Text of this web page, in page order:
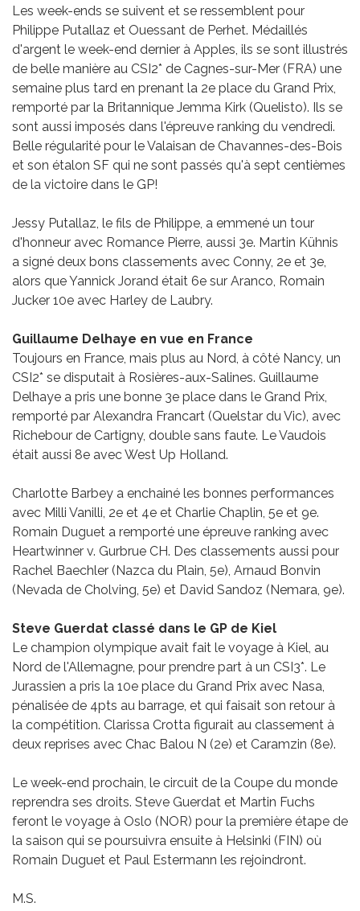
Les week-ends se suivent et se ressemblent pour
Philippe Putallaz et Ouessant de Perhet. Médaillés
d'argent le week-end dernier à Apples, ils se sont illustrés
de belle manière au CSI2* de Cagnes-sur-Mer (FRA) une
semaine plus tard en prenant la 2e place du Grand Prix,
remporté par la Britannique Jemma Kirk (Quelisto). Ils se
sont aussi imposés dans l'épreuve ranking du vendredi.
Belle régularité pour le Valaisan de Chavannes-des-Bois
et son étalon SF qui ne sont passés qu'à sept centièmes
de la victoire dans le GP!
Jessy Putallaz, le fils de Philippe, a emmené un tour
d'honneur avec Romance Pierre, aussi 3e. Martin Kühnis
a signé deux bons classements avec Conny, 2e et 3e,
alors que Yannick Jorand était 6e sur Aranco, Romain
Jucker 10e avec Harley de Laubry.
Guillaume Delhaye en vue en France
Toujours en France, mais plus au Nord, à côté Nancy, un
CSI2* se disputait à Rosières-aux-Salines. Guillaume
Delhaye a pris une bonne 3e place dans le Grand Prix,
remporté par Alexandra Francart (Quelstar du Vic), avec
Richebour de Cartigny, double sans faute. Le Vaudois
était aussi 8e avec West Up Holland.
Charlotte Barbey a enchainé les bonnes performances
avec Milli Vanilli, 2e et 4e et Charlie Chaplin, 5e et 9e.
Romain Duguet a remporté une épreuve ranking avec
Heartwinner v. Gurbrue CH. Des classements aussi pour
Rachel Baechler (Nazca du Plain, 5e), Arnaud Bonvin
(Nevada de Cholving, 5e) et David Sandoz (Nemara, 9e).
Steve Guerdat classé dans le GP de Kiel
Le champion olympique avait fait le voyage à Kiel, au
Nord de l'Allemagne, pour prendre part à un CSI3*. Le
Jurassien a pris la 10e place du Grand Prix avec Nasa,
pénalisée de 4pts au barrage, et qui faisait son retour à
la compétition. Clarissa Crotta figurait au classement à
deux reprises avec Chac Balou N (2e) et Caramzin (8e).
Le week-end prochain, le circuit de la Coupe du monde
reprendra ses droits. Steve Guerdat et Martin Fuchs
feront le voyage à Oslo (NOR) pour la première étape de
la saison qui se poursuivra ensuite à Helsinki (FIN) où
Romain Duguet et Paul Estermann les rejoindront.
M.S.